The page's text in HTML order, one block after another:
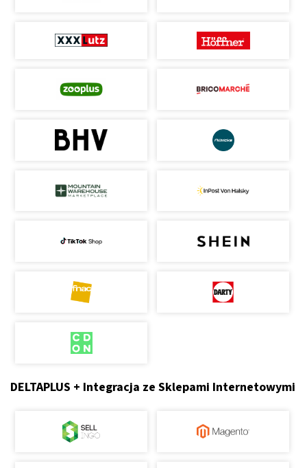
DELTAPLUS + Integracja ze Sklepami Internetowymi